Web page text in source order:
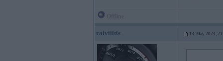
raiviiitis 13. May 2024,